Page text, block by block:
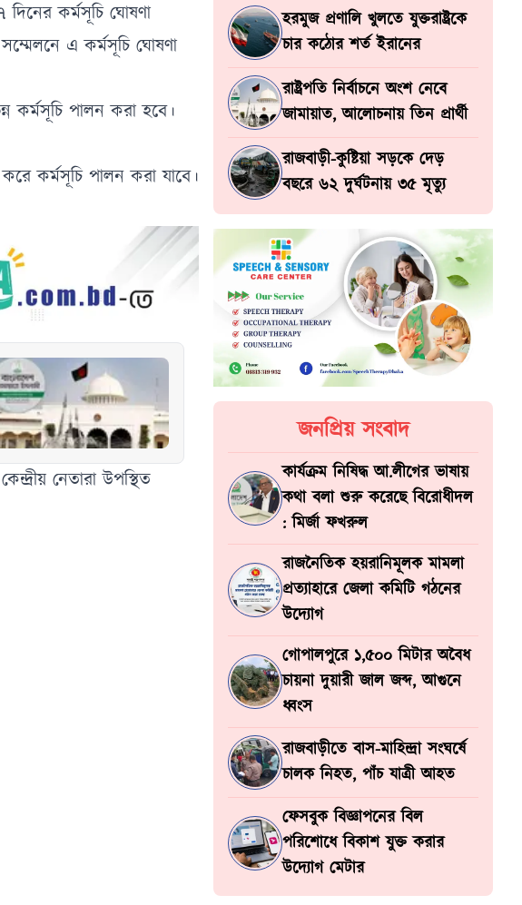
দিনের কর্মসূচি ঘোষণা
এ কর্মসূচি ঘোষণা
কর্মসূচি পালন করা হবে।
কর্মসূচি পালন করা যাবে।
নেতারা উপস্থিত
হরমুজ প্রণালি খুলতে যুক্তরাষ্ট্রকে
চার কঠোর শর্ত ইরানের
রাষ্ট্রপতি নির্বাচনে অংশ নেবে
জামায়াত, আলোচনায় তিন প্রার্থী
রাজবাড়ী-কুষ্টিয়া সড়কে দেড়
বছরে ৬২ দুর্ঘটনায় ৩৫ মৃত্যু
জনপ্রিয় সংবাদ
কার্যক্রম নিষিদ্ধ আ.লীগের ভাষায়
কথা বলা শুরু করেছে বিরোধীদল
: মির্জা ফখরুল
রাজনৈতিক হয়রানিমূলক মামলা
প্রত্যাহারে জেলা কমিটি গঠনের
উদ্যোগ
গোপালপুরে ১,৫০০ মিটার অবৈধ
চায়না দুয়ারী জাল জব্দ, আগুনে
ধ্বংস
রাজবাড়ীতে বাস-মাহিন্দ্রা সংঘর্ষে
চালক নিহত, পাঁচ যাত্রী আহত
ফেসবুক বিজ্ঞাপনের বিল
পরিশোধে বিকাশ যুক্ত করার
উদ্যোগ মেটার